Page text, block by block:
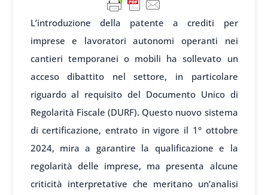
L’introduzione della patente a crediti per
imprese e lavoratori autonomi operanti nei
cantieri temporanei o mobili ha sollevato un
acceso dibattito nel settore, in particolare
riguardo al requisito del Documento Unico di
Regolarità Fiscale (DURF). Questo nuovo sistema
di certificazione, entrato in vigore il 1° ottobre
2024, mira a garantire la qualificazione e la
regolarità delle imprese, ma presenta alcune
criticità interpretative che meritano un’analisi